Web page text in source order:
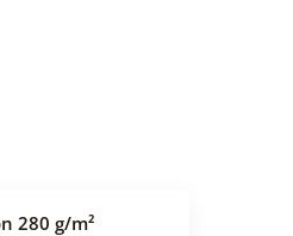
280 g/m²